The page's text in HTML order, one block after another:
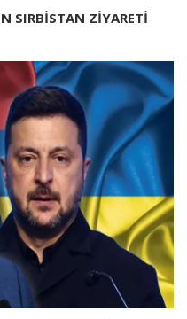
SIRBİSTAN ZİYARETİ